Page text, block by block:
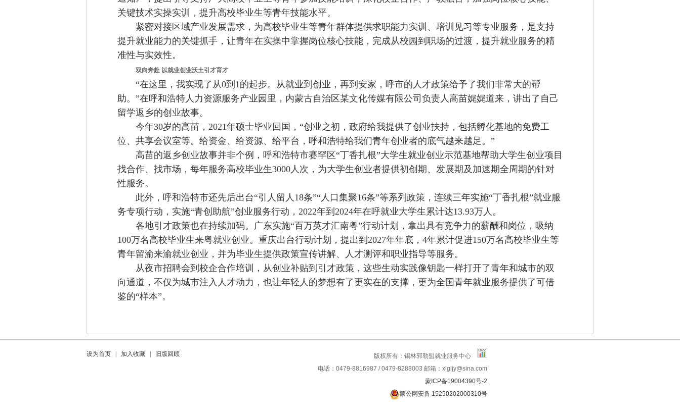
关键技术实操实训，提升高校毕业生等青年技能水平。
紧密对接区域产业发展需求，为高校毕业生等青年群体提供求职能力实训、培训见习等专业服务，是支持
提升就业能力的关键抓手，让青年在实操中掌握岗位核心技能，完成从校园到职场的过渡，提升就业服务的精
准性与实效性。
双向奔赴 以就业创业沃土引才育才
“在这里，我实现了从0到1的起步。从就业到创业，再到安家，呼市的人才政策给予了我们非常大的帮
助。”在呼和浩特人力资源服务产业园里，内蒙古自治区某文化传媒有限公司负责人高苗娓娓道来，讲出了自己
留学返乡的创业故事。
今年30岁的高苗，2021年硕士毕业回国，“创业之初，政府给我提供了创业扶持，包括孵化基地的免费工
位、共享会议室等。给资金、给资源、给平台，呼和浩特给我们青年创业者的底气越来越足。”
高苗的返乡创业故事并非个例，呼和浩特市赛罕区“丁香扎根”大学生就业创业示范基地帮助大学生创业项目
找合作、找市场，每年服务高校毕业生3000人次，为大学生创业者提供初创期、发展期及加速期全周期的针对
性服务。
此外，呼和浩特市还先后出台“引人留人18条”“人口集聚16条”等系列政策，连续三年实施“丁香扎根”就业服
务专项行动，实施“青创助航”创业服务行动，2022年到2024年在呼就业大学生累计达13.93万人。
各地引才政策也在持续加码。广东实施“百万英才汇南粤”行动计划，拿出具有竞争力的薪酬和岗位，吸纳
100万名高校毕业生来粤就业创业。重庆出台行动计划，提出到2027年年底，4年累计促进150万名高校毕业生等
青年留渝来渝就业创业，并为毕业生提供政策宣传讲解、人才测评和职业指导等服务。
从夜市招聘会到校企合作培训，从创业补贴到引才政策，这些生动实践像钥匙一样打开了青年和城市的双
向通道，不仅为城市注入人才动力，也让年轻人的梦想有了更实在的支撑，更为全国青年就业服务提供了可借
鉴的“样本”。
设为首页 加入收藏 旧版回顾
版权所有：锡林郭勒盟就业服务中心
电话：0479-8816987 / 0479-8288003 邮箱：xlgljy@sina.com
蒙ICP备19004390号-2
蒙公网安备 15250202000310号